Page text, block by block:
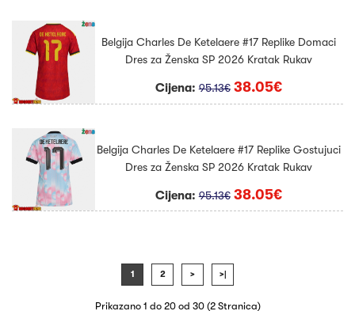
Belgija Charles De Ketelaere #17 Replike Domaci
Dres za Ženska SP 2026 Kratak Rukav
Cijena:95.13€ 38.05€
Belgija Charles De Ketelaere #17 Replike Gostujuci
Dres za Ženska SP 2026 Kratak Rukav
Cijena:95.13€ 38.05€
1 2 > >|
Prikazano 1 do 20 od 30 (2 Stranica)